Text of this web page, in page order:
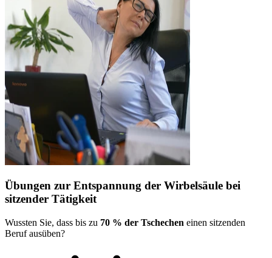
Übungen zur Entspannung der Wirbelsäule bei
sitzender Tätigkeit
Wussten Sie, dass bis zu 70 % der Tschechen einen sitzenden
Beruf ausüben?